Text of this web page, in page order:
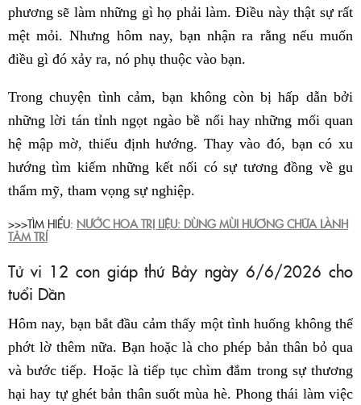
phương sẽ làm những gì họ phải làm. Điều này thật sự rất
mệt mỏi. Nhưng hôm nay, bạn nhận ra rằng nếu muốn
điều gì đó xảy ra, nó phụ thuộc vào bạn.
Trong chuyện tình cảm, bạn không còn bị hấp dẫn bởi
những lời tán tỉnh ngọt ngào bề nổi hay những mối quan
hệ mập mờ, thiếu định hướng. Thay vào đó, bạn có xu
hướng tìm kiếm những kết nối có sự tương đồng về gu
thẩm mỹ, tham vọng sự nghiệp.
>>>TÌM HIỂU: NƯỚC HOA TRỊ LIỆU: DÙNG MÙI HƯƠNG CHỮA LÀNH
TÂM TRÍ
Tử vi 12 con giáp thứ Bảy ngày 6/6/2026 cho
tuổi Dần
Hôm nay, bạn bắt đầu cảm thấy một tình huống không thể
phớt lờ thêm nữa. Bạn hoặc là cho phép bản thân bỏ qua
và bước tiếp. Hoặc là tiếp tục chìm đắm trong sự thương
hại hay tự ghét bản thân suốt mùa hè. Phong thái làm việc